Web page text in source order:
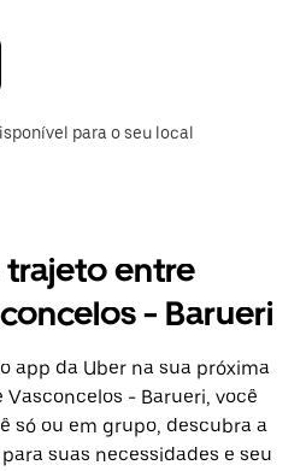
para o seu local
entre
- Barueri
app da Uber na sua próxima
- Barueri, você
só ou em grupo, descubra a
suas necessidades e seu